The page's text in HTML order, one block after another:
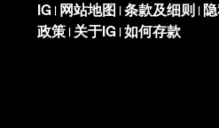
IG | 网站地图 | 条款及细则 |
政策 | 关于IG | 如何存款